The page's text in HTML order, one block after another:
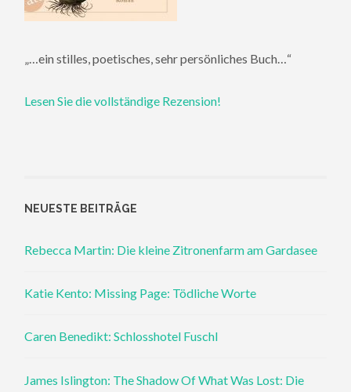
„…ein stilles, poetisches, sehr persönliches Buch…“
Lesen Sie die vollständige Rezension!
NEUESTE BEITRÄGE
Rebecca Martin: Die kleine Zitronenfarm am Gardasee
Katie Kento: Missing Page: Tödliche Worte
Caren Benedikt: Schlosshotel Fuschl
James Islington: The Shadow Of What Was Lost: Die